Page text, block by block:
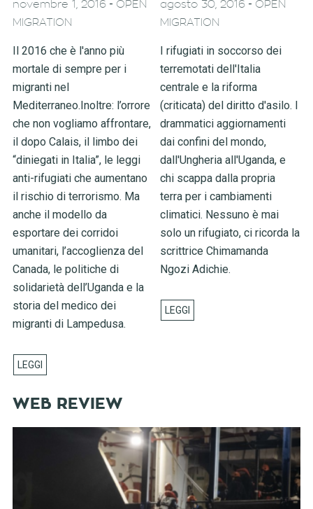
novembre 1, 2016- OPEN
MIGRATION
Il 2016 che è l'anno più
mortale di sempre per i
migranti nel
Mediterraneo.Inoltre: l’orrore
che non vogliamo affrontare,
il dopo Calais, il limbo dei
“diniegati in Italia”, le leggi
anti-rifugiati che aumentano
il rischio di terrorismo. Ma
anche il modello da
esportare dei corridoi
umanitari, l’accoglienza del
Canada, le politiche di
solidarietà dell’Uganda e la
storia del medico dei
migranti di Lampedusa.
agosto 30, 2016 - OPEN
MIGRATION
I rifugiati in soccorso dei
terremotati dell'Italia
centrale e la riforma
(criticata) del diritto d'asilo. I
drammatici aggiornamenti
dai confini del mondo,
dall'Ungheria all'Uganda, e
chi scappa dalla propria
terra per i cambiamenti
climatici. Nessuno è mai
solo un rifugiato, ci ricorda la
scrittrice Chimamanda
Ngozi Adichie.
WEB REVIEW